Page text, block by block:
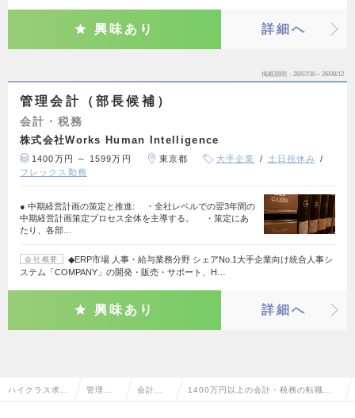
興味あり 詳細へ
掲載期間 26/07/30～26/08/12
管理会計（部長候補）
会計・税務
株式会社Works Human Intelligence
1400万円 ～ 1599万円 東京都 大手企業
土日祝休み
フレックス勤務
● 中期経営計画の策定と推進: ・全社レベルでの翌3年間の
中期経営計画策定プロセス全体を主導する。 ・策定にあ
たり、各部…
会社概要
◆ERP市場 人事・給与業務分野 シェアNo.1大手企業向け統合人事シ
ステム「COMPANY」の開発・販売・サポート、H…
興味あり 詳細へ
ハイクラス求人 管理部 会計・ 1400万円以上の会計・税務の転職・